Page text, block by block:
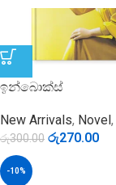
ඉන්බොක්ස්
New Arrivals, Novel,
රු300.00 රු270.00
-10%